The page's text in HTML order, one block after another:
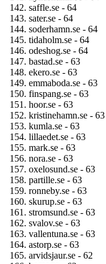
saffle.se - 64
sater.se - 64
soderhamn.se - 64
tidaholm.se - 64
odeshog.se - 64
bastad.se - 63
ekero.se - 63
emmaboda.se - 63
finspang.se - 63
hoor.se - 63
kristinehamn.se - 63
kumla.se - 63
lillaedet.se - 63
mark.se - 63
nora.se - 63
oxelosund.se - 63
partille.se - 63
ronneby.se - 63
skurup.se - 63
stromsund.se - 63
svalov.se - 63
vallentuna.se - 63
astorp.se - 63
arvidsjaur.se - 62